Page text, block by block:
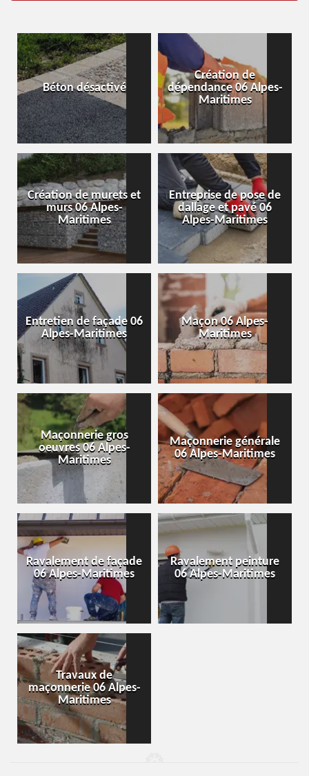
Béton désactivé
Création de
dépendance 06 Alpes-
Maritimes
Création de murets et
murs 06 Alpes-
Maritimes
Entreprise de pose de
dallage et pavé 06
Alpes-Maritimes
Entretien de façade 06
Alpes-Maritimes
Maçon 06 Alpes-
Maritimes
Maçonnerie gros
oeuvres 06 Alpes-
Maritimes
Maçonnerie générale
06 Alpes-Maritimes
Ravalement de façade
06 Alpes-Maritimes
Ravalement peinture
06 Alpes-Maritimes
Travaux de
maçonnerie 06 Alpes-
Maritimes